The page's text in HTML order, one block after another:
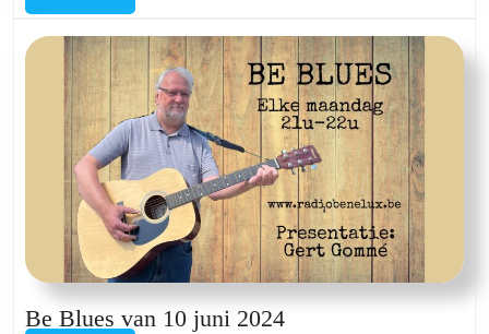
29
april
2024
Be Blues van 10 juni 2024Be